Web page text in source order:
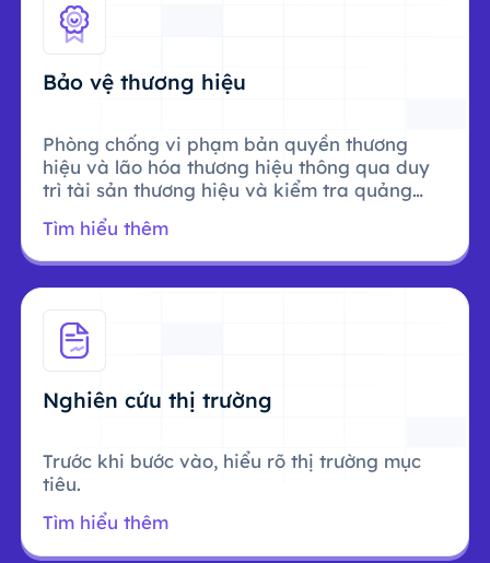
Bảo vệ thương hiệu
Phòng chống vi phạm bản quyền thương
hiệu và lão hóa thương hiệu thông qua duy
trì tài sản thương hiệu và kiểm tra quảng
Tìm hiểu thêm
Nghiên cứu thị trường
Trước khi bước vào, hiểu rõ thị trường mục
tiêu.
Tìm hiểu thêm